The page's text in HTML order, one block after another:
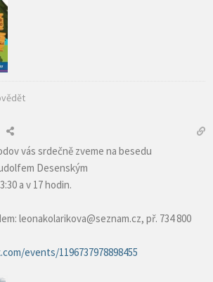
vás srdečně zveme na besedu
Desenským
a v 17 hodin.
leonakolarikova@seznam.cz, př. 734 800
events/1196737978898455